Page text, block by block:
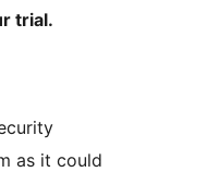
trial.
as it could